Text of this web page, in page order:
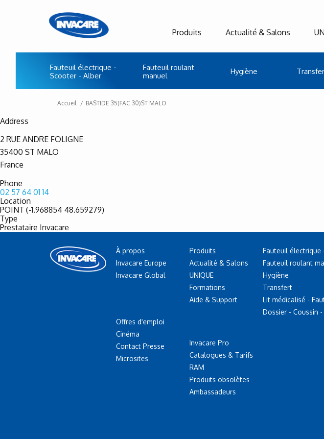
Produits
Fauteuil électrique -
Scooter - Alber
Fauteuil roulant
manuel
Hygiène
Actualité & Salons
Accueil BASTIDE 35(FAC 30)ST MALO
Address
2 RUE ANDRE FOLIGNE
35400 ST MALO
France
Phone
02 57 64 01 14
Location
POINT (-1.968854 48.659279)
Type
Prestataire Invacare
À propos
Invacare Europe
Invacare Global
Offres d'emploi
Cinéma
Contact Presse
Microsites
Produits
Actualité & Salons
UNIQUE
Formations
Aide & Support
Invacare Pro
Catalogues & Tarifs
RAM
Produits obsolètes
Ambassadeurs
Fauteuil
Fauteuil roulant
Hygiène
Transfert
Lit médicalisé -
Dossier - Coussin